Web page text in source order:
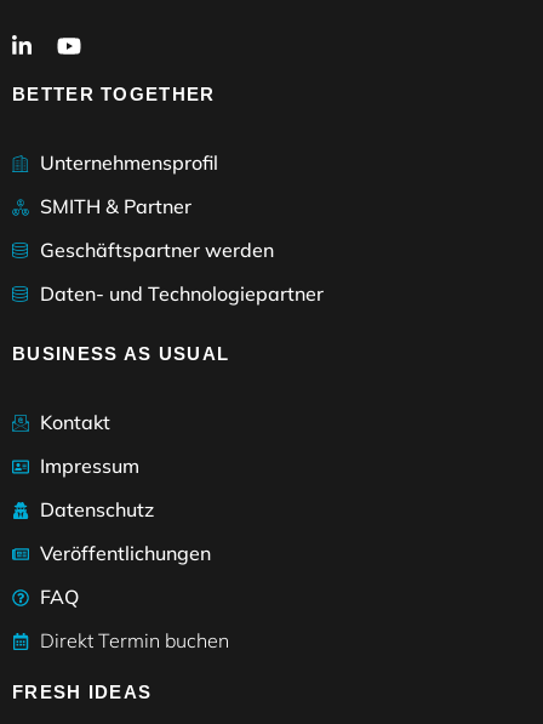
BETTER TOGETHER
Unternehmensprofil
SMITH & Partner
Geschäftspartner werden
Daten- und Technologiepartner
BUSINESS AS USUAL
Kontakt
Impressum
Datenschutz
Veröffentlichungen
FAQ
Direkt Termin buchen
FRESH IDEAS